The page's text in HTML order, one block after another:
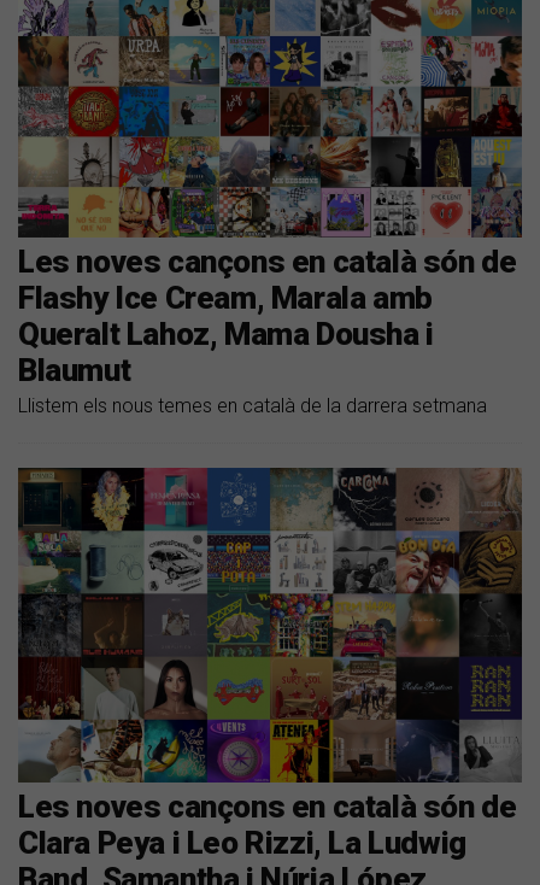
Les noves cançons en català són de
Flashy Ice Cream, Marala amb
Queralt Lahoz, Mama Dousha i
Blaumut
Llistem els nous temes en català de la darrera setmana
Les noves cançons en català són de
Clara Peya i Leo Rizzi, La Ludwig